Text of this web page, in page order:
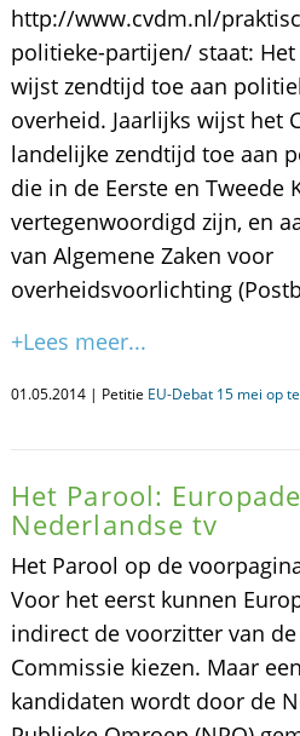
http://www.cvdm.nl/
politieke-partijen/ staat:
wijst zendtijd toe aan
overheid. Jaarlijks wijst het
landelijke zendtijd toe aan
die in de Eerste en Tweede
vertegenwoordigd zijn, en
van Algemene Zaken voor
overheidsvoorlichting
+Lees meer...
01.05.2014 | Petitie EU-Debat 15 mei op
Het Parool:
Nederlandse tv
Het Parool op de
Voor het eerst kunnen
indirect de voorzitter van
Commissie kiezen. Maar
kandidaten wordt door de